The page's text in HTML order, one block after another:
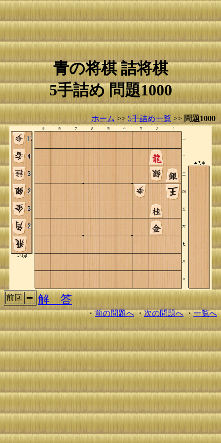
青の将棋 詰将棋
5手詰め 問題1000
ホーム >> 5手詰め一覧 >> 問題1000
前回 解 答
・前の問題へ・次の問題へ・一覧へ